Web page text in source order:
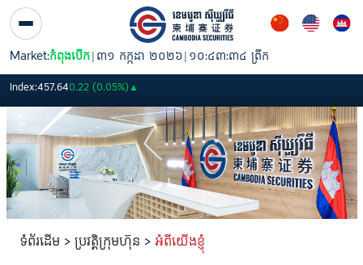
Market:កំពុងបើក|៣១ កក្កដា ២០២៦|១០:៤៣:៣៤ ព្រឹក
Index:457.640.22 (0.05%)▲
PWSA6,360GTI8,200PPAP13,140PPSP1,170PAS
Skip to Content
ទំព័រដើម > ប្រវត្តិក្រុមហ៊ុន >អំពីយើងខ្ញុំ